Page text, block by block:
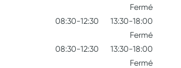
Fermé
08:30-12:30
13:30-18:00
Fermé
08:30-12:30
13:30-18:00
Fermé